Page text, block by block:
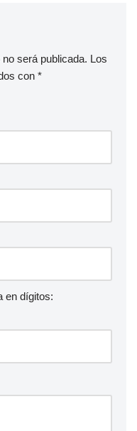
será publicada. Los
con *
en dígitos: